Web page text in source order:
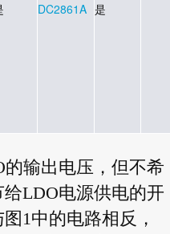
DC2861A 是
输出电压，但不希
LDO电源供电的开
1中的电路相反，